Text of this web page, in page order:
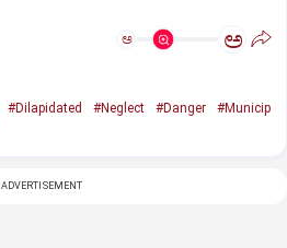
ಅ ಅ
#Dilapidated #Neglect #Danger
#Municip
ADVERTISEMENT